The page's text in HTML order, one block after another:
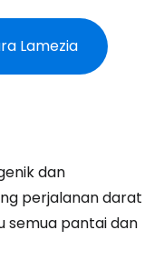
Lamezia
dan
perjalanan darat
semua pantai dan